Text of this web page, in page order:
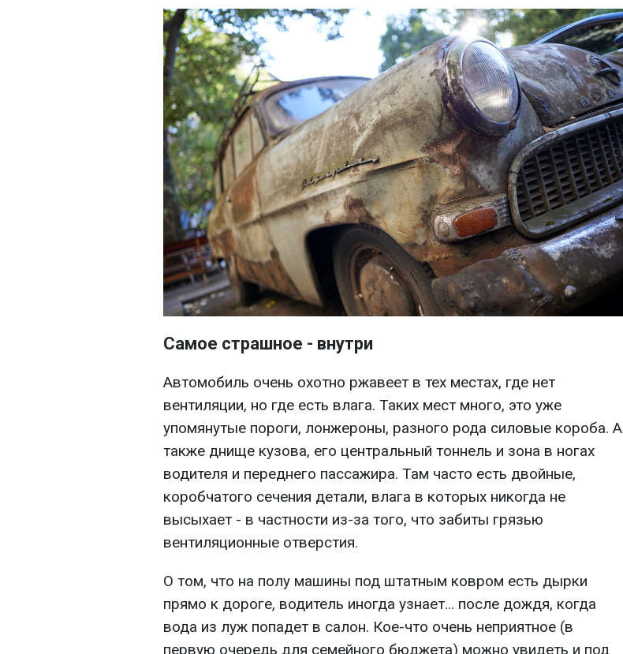
Самое страшное - внутри
Автомобиль очень охотно ржавеет в тех местах, где нет
вентиляции, но где есть влага. Таких мест много, это уже
упомянутые пороги, лонжероны, разного рода силовые короба. А
также днище кузова, его центральный тоннель и зона в ногах
водителя и переднего пассажира. Там часто есть двойные,
коробчатого сечения детали, влага в которых никогда не
высыхает - в частности из-за того, что забиты грязью
вентиляционные отверстия.
О том, что на полу машины под штатным ковром есть дырки
прямо к дороге, водитель иногда узнает... после дождя, когда
вода из луж попадет в салон. Кое-что очень неприятное (в
первую очередь для семейного бюджета) можно увидеть и под